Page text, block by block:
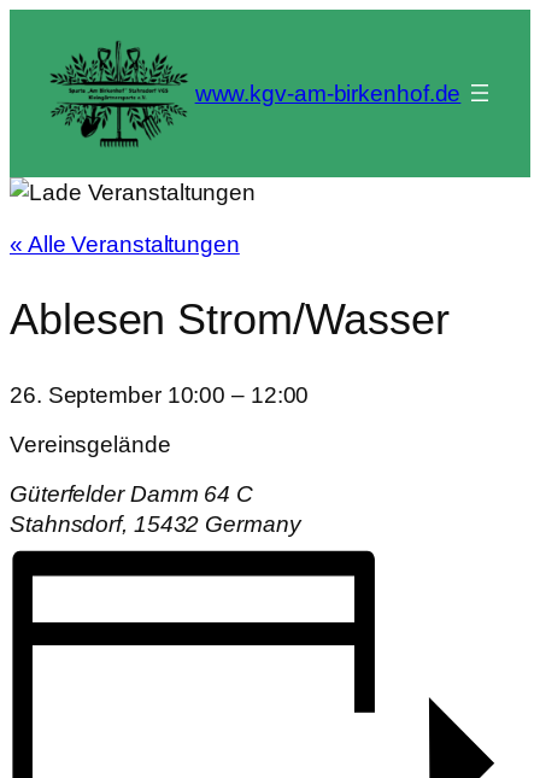
www.kgv-am-birkenhof.de
« Alle Veranstaltungen
Ablesen Strom/Wasser
26. September 10:00– 12:00
Vereinsgelände
Güterfelder Damm 64 C
Stahnsdorf, 15432 Germany